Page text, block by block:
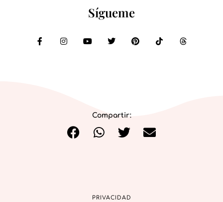
Sígueme
Compartir:
PRIVACIDAD